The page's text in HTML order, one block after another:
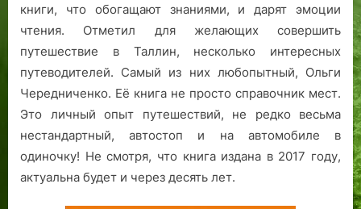
книги, что обогащают знаниями, и дарят эмоции
чтения. Отметил для желающих совершить
путешествие в Таллин, несколько интересных
путеводителей. Самый из них любопытный, Ольги
Чередниченко. Её книга не просто справочник мест.
Это личный опыт путешествий, не редко весьма
нестандартный, автостоп и на автомобиле в
одиночку! Не смотря, что книга издана в 2017 году,
актуальна будет и через десять лет.